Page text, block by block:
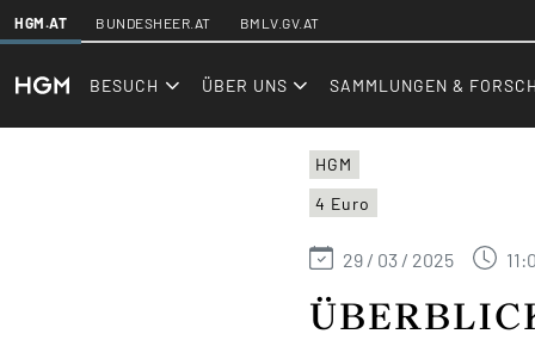
SKIPLINKS
HGM.AT BUNDESHEER.AT BMLV.GV.AT
BESUCH ÜBER UNS SAMMLUNGEN &
hgm.at Events
HGM
4 Euro
29 / 03 / 2025